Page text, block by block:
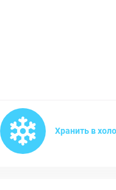
Хранить в